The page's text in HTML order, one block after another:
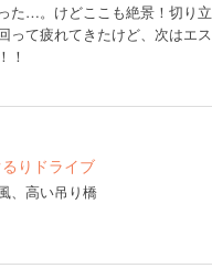
た…。けどここも絶景！切り
って疲れてきたけど、次はエ
！
りドライブ
、高い吊り橋